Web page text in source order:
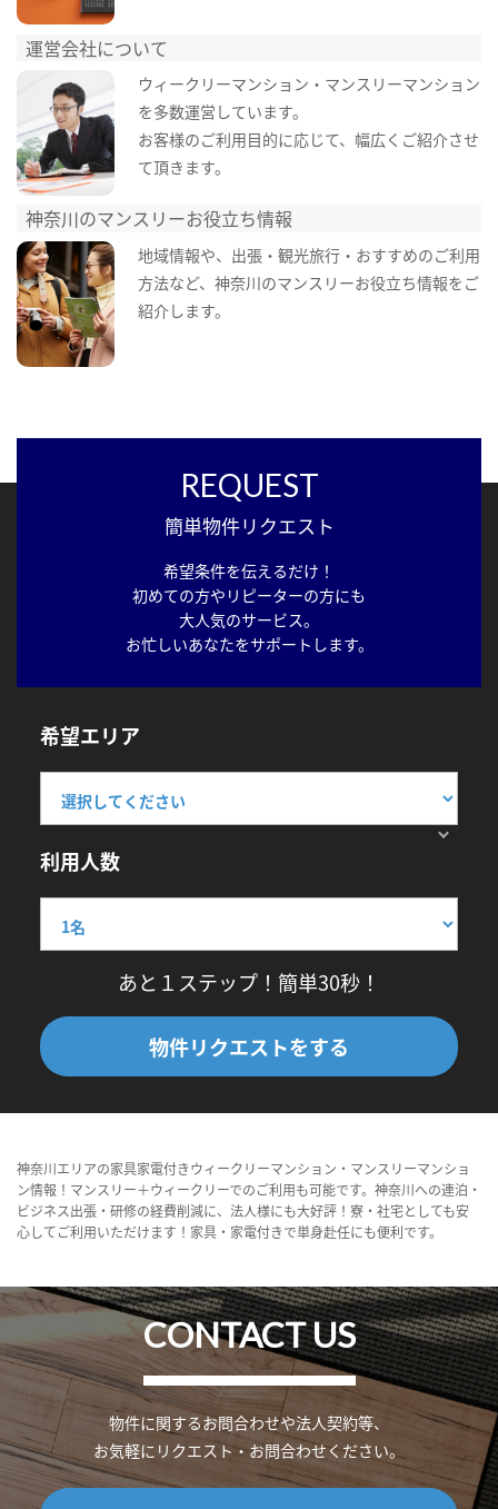
運営会社について
ウィークリーマンション・マンスリーマンション
を多数運営しています。
お客様のご利用目的に応じて、幅広くご紹介させ
て頂きます。
神奈川のマンスリーお役立ち情報
地域情報や、出張・観光旅行・おすすめのご利用
方法など、神奈川のマンスリーお役立ち情報をご
紹介します。
REQUEST
簡単物件リクエスト
希望条件を伝えるだけ！
初めての方やリピーターの方にも
大人気のサービス。
お忙しいあなたをサポートします。
希望エリア
利用人数
あと１ステップ！簡単30秒！
物件リクエストをする
神奈川エリアの家具家電付きウィークリーマンション・マンスリーマンショ
ン情報！マンスリー＋ウィークリーでのご利用も可能です。神奈川への連泊・
ビジネス出張・研修の経費削減に、法人様にも大好評！寮・社宅としても安
心してご利用いただけます！家具・家電付きで単身赴任にも便利です。
CONTACT US
物件に関するお問合わせや法人契約等、
お気軽にリクエスト・お問合わせください。